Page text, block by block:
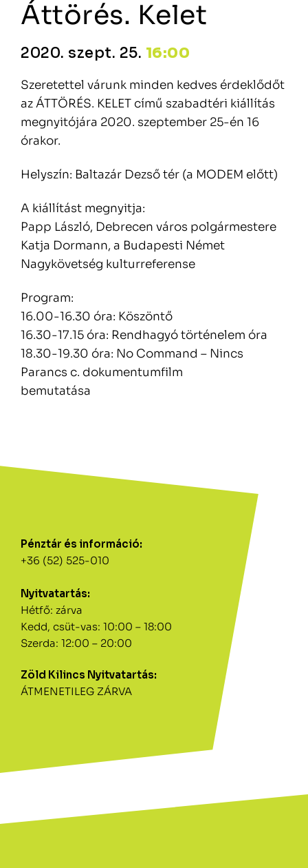
Pénztár és információ:
+36 (52) 525-010
Nyitvatartás:
Hétfő: zárva
Kedd, csüt-vas: 10:00 – 18:00
Szerda: 12:00 – 20:00
Zöld Kilincs Nyitvatartás:
ÁTMENETILEG ZÁRVA
Áttörés. Kelet
2020. szept. 25. 16:00
Szeretettel várunk minden kedves érdeklődőt
az ÁTTÖRÉS. KELET című szabadtéri kiállítás
megnyitójára 2020. szeptember 25-én 16
órakor.
Helyszín: Baltazár Dezső tér (a MODEM előtt)
A kiállítást megnyitja:
Papp László, Debrecen város polgármestere
Katja Dormann, a Budapesti Német
Nagykövetség kulturreferense
Program:
16.00-16.30 óra: Köszöntő
16.30-17.15 óra: Rendhagyó történelem óra
18.30-19.30 óra: No Command – Nincs
Parancs c. dokumentumfilm
bemutatása